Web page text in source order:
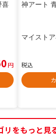
喜
円
神アート
マイストア
税込
リをもっと見